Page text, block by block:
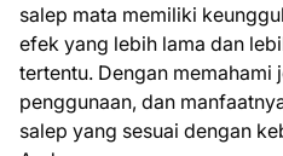
salep mata memiliki
efek yang lebih lama dan
tertentu. Dengan memahami
penggunaan, dan
salep yang sesuai dengan